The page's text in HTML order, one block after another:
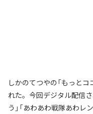
しかのてつやの「もっと
れた。今回デジタル配信
う」「あわあわ戦隊あわレ